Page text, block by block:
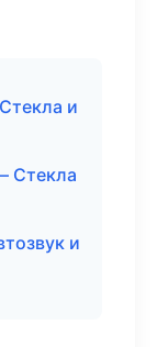
и
Стекла
и